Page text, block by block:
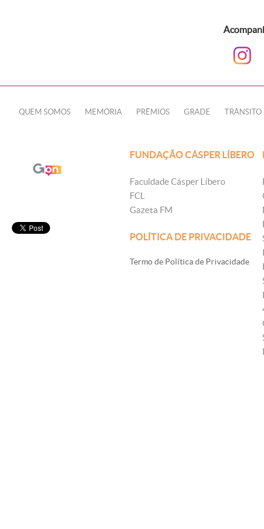
QUEM SOMOS MEMÓRIA PRÊMIOS GRADE TRÂNSITO
FUNDAÇÃO CÁSPER LÍBERO
Faculdade Cásper Líbero
FCL
Gazeta FM
POLÍTICA DE PRIVACIDADE
Termo de Política de Privacidade